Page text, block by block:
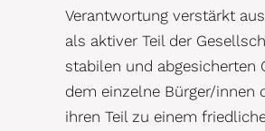
Verantwortung verstärkt
als aktiver Teil der
stabilen und abgesicherten
dem einzelne Bürger/innen
ihren Teil zu einem